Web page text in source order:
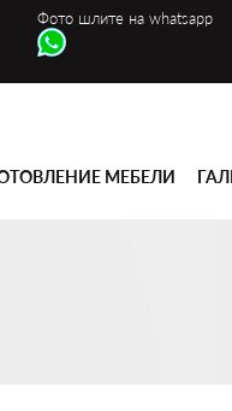
Фото шлите на whatsapp
МЕБЕЛИ